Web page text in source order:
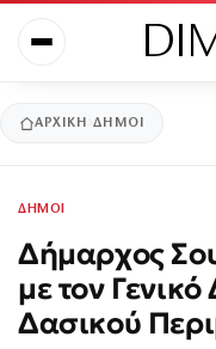
ΑΡΧΙΚΉ ΔΗΜΟΙ
ΔΗΜΟΙ
Δήμαρχος
με τον
Δασικού